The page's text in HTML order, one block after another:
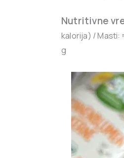
Nutritivne
kalorija) /Masti:
g